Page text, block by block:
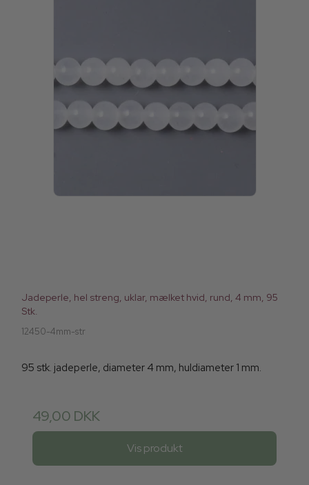
Jadeperle, hel streng, uklar, mælket hvid, rund, 4 mm, 95
Stk.
12450-4mm-str
95 stk. jadeperle, diameter 4 mm, huldiameter 1 mm.
49,00 DKK
Vis produkt